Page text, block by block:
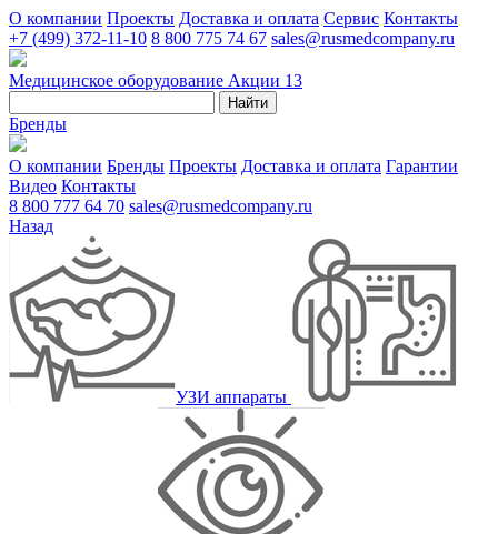
О компании Проекты Доставка и оплата Сервис Контакты
+7 (499) 372-11-10 8 800 775 74 67 sales@rusmedcompany.ru
Медицинское оборудование Акции 13
Найти
Бренды
О компании Бренды Проекты Доставка и оплата Гарантии
Видео Контакты
8 800 777 64 70 sales@rusmedcompany.ru
Назад
УЗИ аппараты